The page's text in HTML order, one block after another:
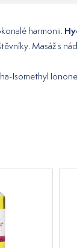
harmonii.
Masáž s
Isomethyl